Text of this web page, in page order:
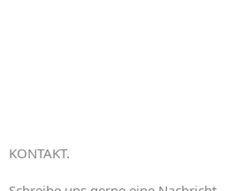
KONTAKT.